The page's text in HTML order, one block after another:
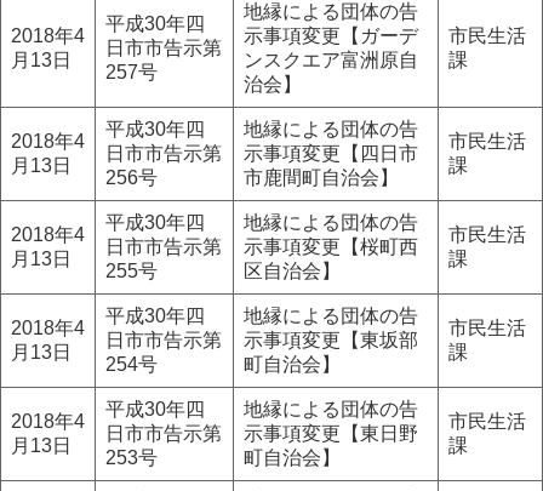
2018年4
月13日
平成30年四
日市市告示第
257号
地縁による団体の告
示事項変更【ガーデ
ンスクエア富洲原自
治会】
市民生活
課
2018年4
月13日
平成30年四
日市市告示第
256号
地縁による団体の告
示事項変更【四日市
市鹿間町自治会】
市民生活
課
2018年4
月13日
平成30年四
日市市告示第
255号
地縁による団体の告
示事項変更【桜町西
区自治会】
市民生活
課
2018年4
月13日
平成30年四
日市市告示第
254号
地縁による団体の告
示事項変更【東坂部
町自治会】
市民生活
課
2018年4
月13日
平成30年四
日市市告示第
253号
地縁による団体の告
示事項変更【東日野
町自治会】
市民生活
課